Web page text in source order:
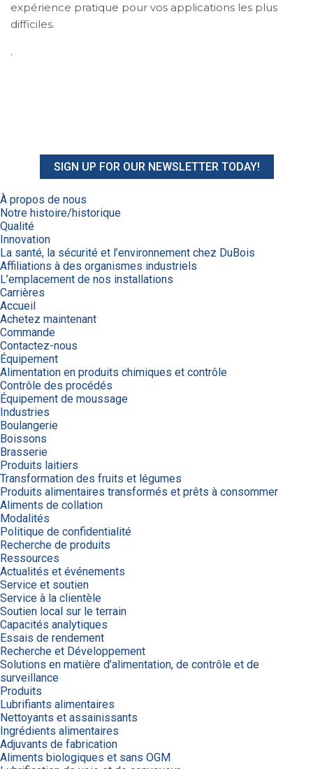
expérience pratique pour vos applications les plus
difficiles.
.
SIGN UP FOR OUR NEWSLETTER TODAY!
À propos de nous
Notre histoire/historique
Qualité
Innovation
La santé, la sécurité et l’environnement chez DuBois
Affiliations à des organismes industriels
L’emplacement de nos installations
Carrières
Accueil
Achetez maintenant
Commande
Contactez-nous
Équipement
Alimentation en produits chimiques et contrôle
Contrôle des procédés
Équipement de moussage
Industries
Boulangerie
Boissons
Brasserie
Produits laitiers
Transformation des fruits et légumes
Produits alimentaires transformés et prêts à consommer
Aliments de collation
Modalités
Politique de confidentialité
Recherche de produits
Ressources
Actualités et événements
Service et soutien
Service à la clientèle
Soutien local sur le terrain
Capacités analytiques
Essais de rendement
Recherche et Développement
Solutions en matière d’alimentation, de contrôle et de
surveillance
Produits
Lubrifiants alimentaires
Nettoyants et assainissants
Ingrédients alimentaires
Adjuvants de fabrication
Aliments biologiques et sans OGM